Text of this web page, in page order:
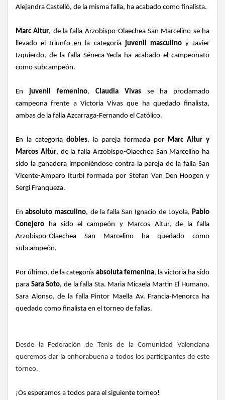
Alejandra Castelló, de la misma falla, ha acabado como finalista.
Marc Altur, de la falla Arzobispo-Olaechea San Marcelino se ha
llevado el triunfo en la categoríajuvenil masculinoy Javier
Izquierdo, de la falla Séneca-Yecla ha acabado el campeonato
como subcampeón.
En juvenil femenino, Claudia Vivas se ha proclamado
campeona frente a Victoria Vivas que ha quedado finalista,
ambas de la falla Azcarraga-Fernando el Católico.
En la categoría dobles, la pareja formada por Marc Altur y
Marcos Altur, de la falla Arzobispo-Olaechea San Marcelino ha
sido la ganadora imponiéndose contra la pareja de la falla San
Vicente-Amparo Iturbi formada por Stefan Van Den Hoogen y
Sergi Franqueza.
Enabsoluto masculino, de la falla San Ignacio de Loyola, Pablo
Conejero ha sido el campeón y Marcos Altur, de la falla
Arzobispo-Olaechea San Marcelino ha quedado como
subcampeón.
Por último, de la categoría absoluta femenina, la victoria ha sido
para Sara Soto, de la falla Sta. Maria Micaela Martin El Humano.
Sara Alonso, de la falla Pintor Maella Av. Francia-Menorca ha
quedado como finalista en el torneo de fallas.
Desde la Federación de Tenis de la Comunidad Valenciana
queremos dar la enhorabuena a todos los participantes de este
torneo.
¡Os esperamos a todos para el siguiente torneo!